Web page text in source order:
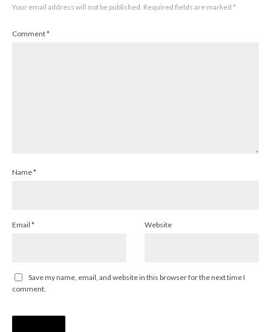
Your email address will not be published. Required fields are marked *
Comment*
Name*
Email * Website
Save my name, email, and website in this browser for the next time I
comment.